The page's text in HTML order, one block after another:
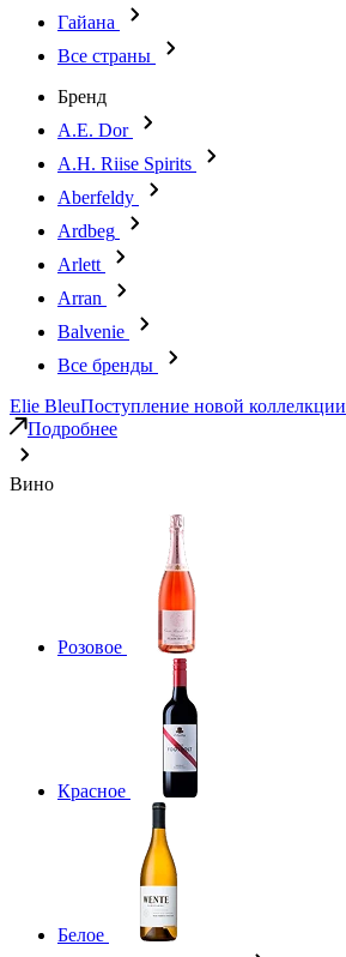
Гайана
Все страны
Бренд
A.E. Dor
A.H. Riise Spirits
Aberfeldy
Ardbeg
Arlett
Arran
Balvenie
Все бренды
Elie BleuПоступление новой коллелкции
Подробнее
Вино
Розовое
Красное
Белое